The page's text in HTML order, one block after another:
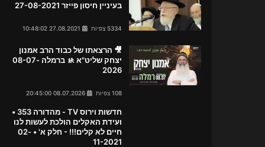
בעיניין חיסון פייזר 27-08-2021
5334 צפיות
🎥 הרצאתו של כבוד הרב אמנון
יצחק שליט"א 🚸 ברמלה 08-07-
2026
108 צפיות
חדשות וירוס TV - מהדורה 353 •
ועידת האקלים הולכת לעשות לנו
חיים לא קלים!!! - חלק א' • 02-
11-2021